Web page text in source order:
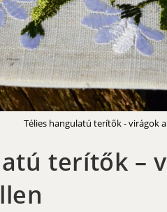
Télies hangulatú terítők - virágok
terítők –